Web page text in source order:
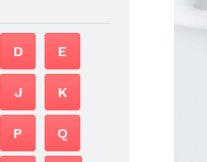
D E
J K
P Q